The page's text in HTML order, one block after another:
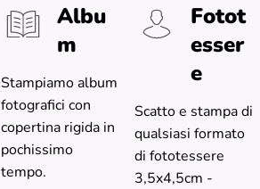
Albu
m
Stampiamo album
fotografici con
copertina rigida in
pochissimo
tempo.
Fotot
esser
e
Scatto e stampa di
qualsiasi formato
di fototessere
3,5x4,5cm -